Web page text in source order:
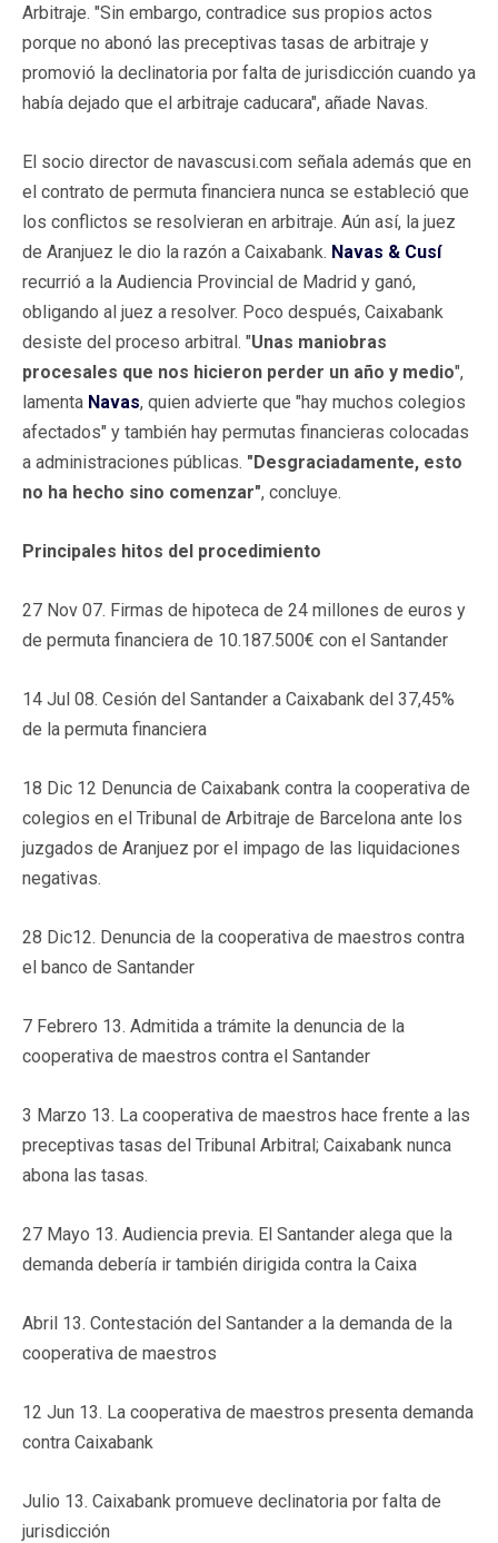
Arbitraje. "Sin embargo, contradice sus propios actos
porque no abonó las preceptivas tasas de arbitraje y
promovió la declinatoria por falta de jurisdicción cuando ya
había dejado que el arbitraje caducara", añade Navas.
El socio director de navascusi.com señala además que en
el contrato de permuta financiera nunca se estableció que
los conflictos se resolvieran en arbitraje. Aún así, la juez
de Aranjuez le dio la razón a Caixabank. Navas & Cusí
recurrió a la Audiencia Provincial de Madrid y ganó,
obligando al juez a resolver. Poco después, Caixabank
desiste del proceso arbitral. "Unas maniobras
procesales que nos hicieron perder un año y medio",
lamenta Navas, quien advierte que "hay muchos colegios
afectados" y también hay permutas financieras colocadas
a administraciones públicas. "Desgraciadamente, esto
no ha hecho sino comenzar", concluye.
Principales hitos del procedimiento
27 Nov 07. Firmas de hipoteca de 24 millones de euros y
de permuta financiera de 10.187.500€ con el Santander
14 Jul 08. Cesión del Santander a Caixabank del 37,45%
de la permuta financiera
18 Dic 12 Denuncia de Caixabank contra la cooperativa de
colegios en el Tribunal de Arbitraje de Barcelona ante los
juzgados de Aranjuez por el impago de las liquidaciones
negativas.
28 Dic12. Denuncia de la cooperativa de maestros contra
el banco de Santander
7 Febrero 13. Admitida a trámite la denuncia de la
cooperativa de maestros contra el Santander
3 Marzo 13. La cooperativa de maestros hace frente a las
preceptivas tasas del Tribunal Arbitral; Caixabank nunca
abona las tasas.
27 Mayo 13. Audiencia previa. El Santander alega que la
demanda debería ir también dirigida contra la Caixa
Abril 13. Contestación del Santander a la demanda de la
cooperativa de maestros
12 Jun 13. La cooperativa de maestros presenta demanda
contra Caixabank
Julio 13. Caixabank promueve declinatoria por falta de
jurisdicción